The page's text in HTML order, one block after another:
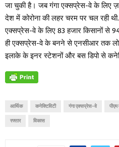
जा चुकी है। जब गंगा एक्सप्रेस-वे के लिए
देश में कोरोना की लहर चरम पर चल रही
एक्सप्रेस-वे के लिए 83 हजार किसानों से
ही एक्सप्रेस-वे के बनने से एनसीआर तक
इलाके के इनर स्टेशनों और बस डिपो से
आर्थिक कनेक्टिविटी गंगा एक्सप्रेस-वे पीएम
रफ्तार विकास